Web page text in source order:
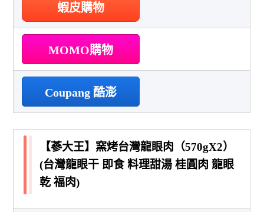
蝦皮購物
MOMO購物
Coupang 酷澎
【蔘大王】窯烤台灣龍眼肉（570gX2）
(台灣龍眼干 即食 料理甜湯 桂圓肉 龍眼
乾 福肉)